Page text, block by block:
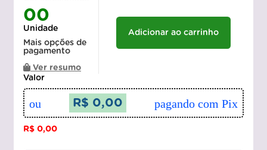
00
Unidade
Mais opções de
pagamento
Ver resumo
Adicionar ao carrinho
Valor
ou R$ 0,00 pagando com Pix
R$ 0,00